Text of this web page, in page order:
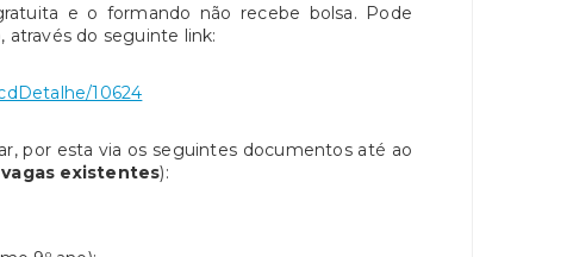
e o formando não recebe bolsa. Pode
através do seguinte link:
10624
por esta via os seguintes documentos até ao
existentes):